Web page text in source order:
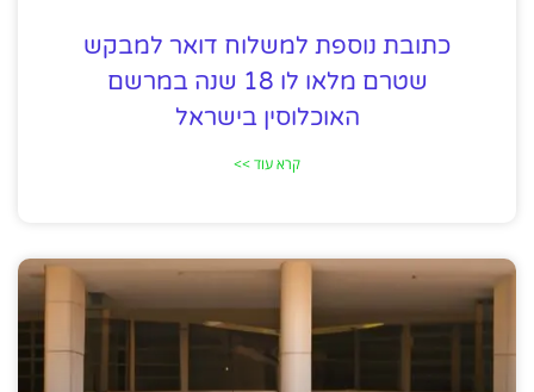
כתובת נוספת למשלוח דואר למבקש
שטרם מלאו לו 18 שנה במרשם
האוכלוסין בישראל
קרא עוד >>